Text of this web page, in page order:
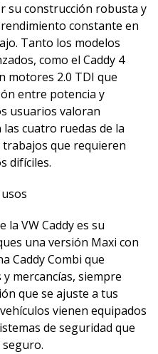
su construcción robusta y
constante en
Tanto los modelos
como el Caddy 4
motores 2.0 TDI que
entre potencia y
usuarios valoran
cuatro ruedas de la
que requieren
difíciles.
VW Caddy es su
una versión Maxi con
Caddy Combi que
mercancías, siempre
que se ajuste a tus
vienen equipados
de seguridad que